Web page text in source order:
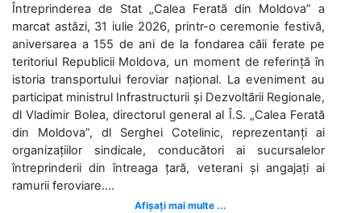
Întreprinderea de Stat „Calea Ferată din Moldova” a
marcat astăzi, 31 iulie 2026, printr-o ceremonie festivă,
aniversarea a 155 de ani de la fondarea căii ferate pe
teritoriul Republicii Moldova, un moment de referință în
istoria transportului feroviar național. La eveniment au
participat ministrul Infrastructurii și Dezvoltării Regionale,
dl Vladimir Bolea, directorul general al Î.S. „Calea Ferată
din Moldova”, dl Serghei Cotelinic, reprezentanți ai
organizațiilor sindicale, conducători ai sucursalelor
întreprinderii din întreaga țară, veterani și angajați ai
ramurii feroviare....
Afișați mai multe ...